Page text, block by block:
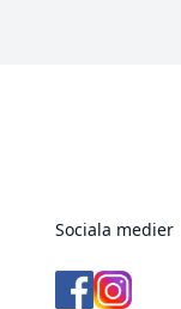
Sociala medier